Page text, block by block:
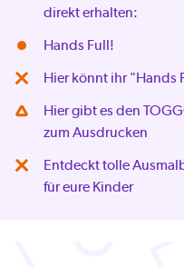
direkt erhalten:
Hands Full!
Hier könnt ihr "Hands
Hier gibt es den
zum Ausdrucken
Entdeckt tolle
für eure Kinder